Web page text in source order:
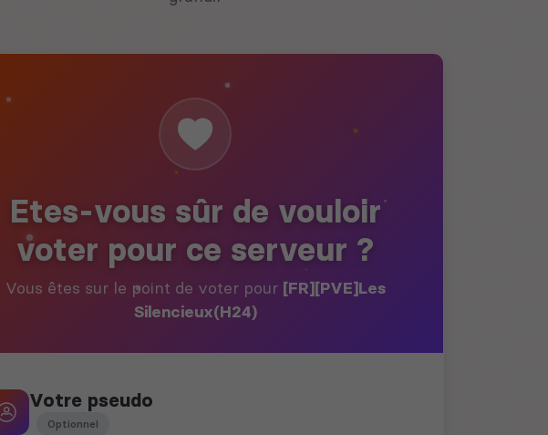
Etes-vous sûr de vouloir
voter pour ce serveur ?
Vous êtes sur le point de voter pour [FR][PVE]Les
Silencieux(H24)
Votre pseudo
Optionnel